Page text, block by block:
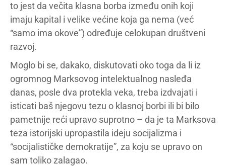
to jest da večita klasna borba između onih koji
imaju kapital i velike većine koja ga nema (već
“samo ima okove”) određuje celokupan društveni
razvoj.
Moglo bi se, dakako, diskutovati oko toga da li iz
ogromnog Marksovog intelektualnog nasleđa
danas, posle dva protekla veka, treba izdvajati i
isticati baš njegovu tezu o klasnoj borbi ili bi bilo
pametnije reći upravo suprotno – da je ta Marksova
teza istorijski upropastila ideju socijalizma i
“socijalističke demokratije”, za koju se upravo on
sam toliko zalagao.